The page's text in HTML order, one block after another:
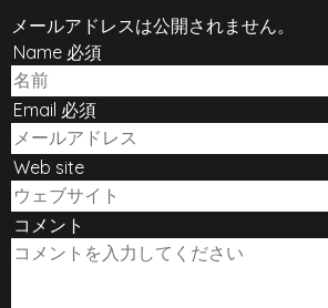
メールアドレスは公開されません。
Name 必須
Email 必須
Web site
コメント